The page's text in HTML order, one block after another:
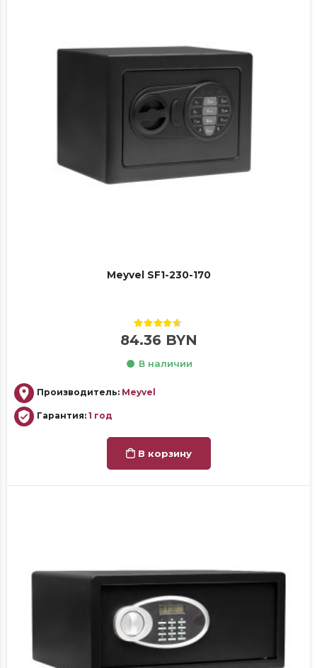
Meyvel SF1-230-170
4.50out of 5
84.36 BYN
В наличии
Производитель: Meyvel
Гарантия: 1 год
В корзину